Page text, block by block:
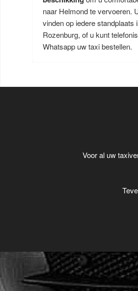
naar Helmond te vervoeren.
vinden op iedere standplaats
Rozenburg, of u kunt
Whatsapp uw taxi bestellen.
Voor al uw